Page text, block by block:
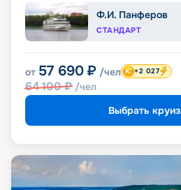
Ф.И. Панферов
СТАНДАРТ
от 57 690 ₽ /чел
64 100₽ /чел
+2 027
Выбрать круиз